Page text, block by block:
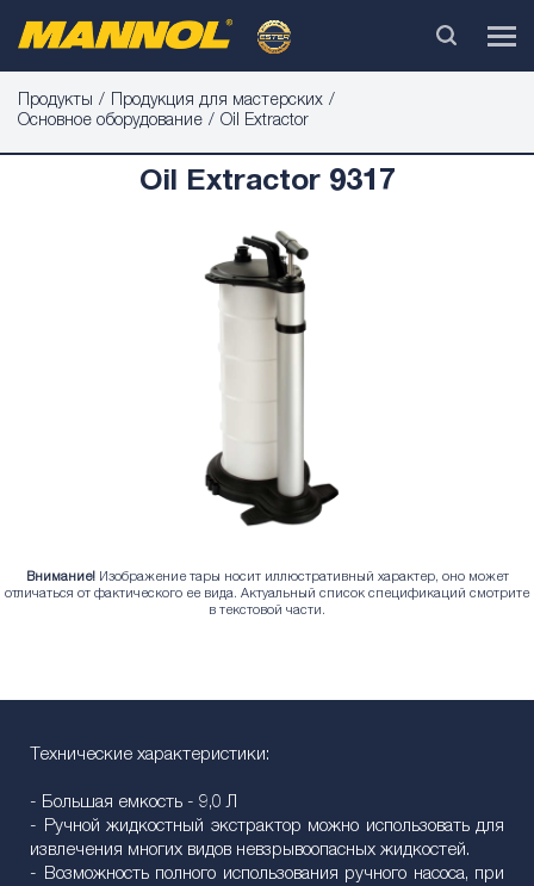
Продукты
Продукция для мастерских
Основное оборудование
Oil Extractor
Oil Extractor 9317
Внимание! Изображение тары носит иллюстративный характер, оно может
отличаться от фактического ее вида. Актуальный список спецификаций смотрите
в текстовой части.
Технические характеристики:
- Большая емкость - 9,0 Л
- Ручной жидкостный экстрактор можно использовать для
извлечения многих видов невзрывоопасных жидкостей.
- Возможность полного использования ручного насоса, при